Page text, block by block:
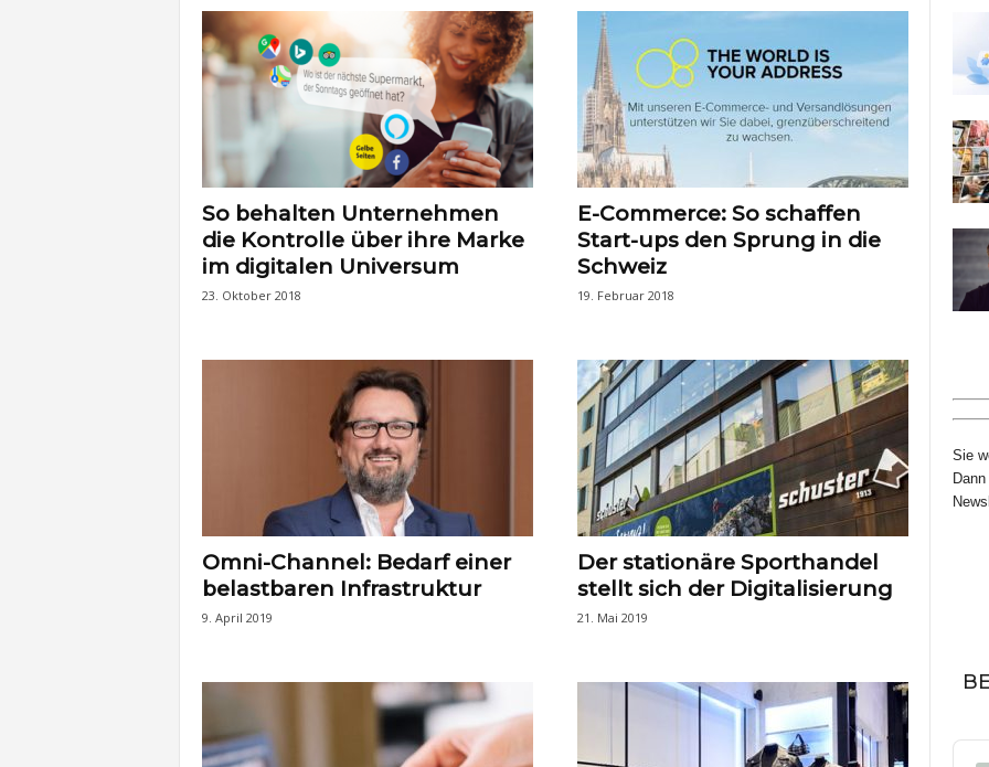
So behalten Unternehmen
die Kontrolle über ihre Marke
im digitalen Universum
23. Oktober 2018
E-Commerce: So schaffen
Start-ups den Sprung in die
Schweiz
19. Februar 2018
Omni-Channel: Bedarf einer
belastbaren Infrastruktur
9. April 2019
Der stationäre Sporthandel
stellt sich der Digitalisierung
21. Mai 2019
Sie
Audio